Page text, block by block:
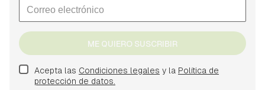
ME QUIERO SUSCRIBIR
Acepta las Condiciones legales y la Política de
protección de datos.